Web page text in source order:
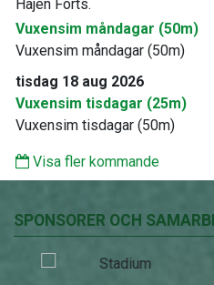
Hajen Forts.
Vuxensim måndagar (50m)
Vuxensim måndagar (50m)
tisdag 18 aug 2026
Vuxensim tisdagar (25m)
Vuxensim tisdagar (50m)
Visa fler kommande
SPONSORER OCH